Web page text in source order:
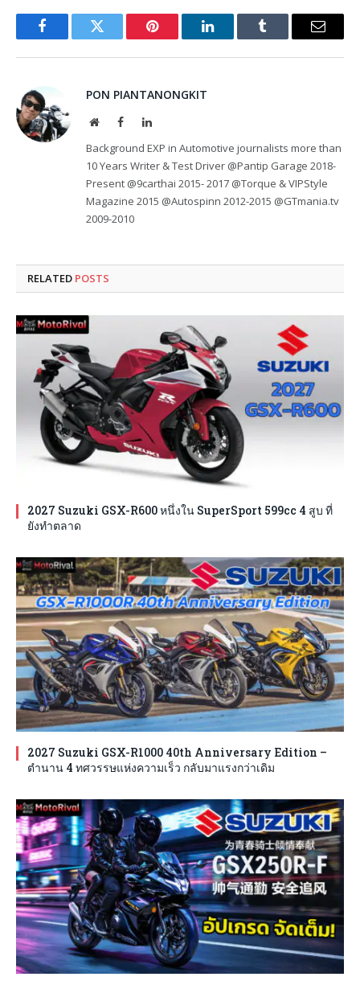
FacebookTwitter Pinterest LinkedInTumblr Email
PON PIANTANONGKIT
WebsiteFacebookLinkedIn
Background EXP in Automotive journalists more than
10 Years Writer & Test Driver @Pantip Garage 2018-
Present @9carthai 2015- 2017 @Torque & VIPStyle
Magazine 2015 @Autospinn 2012-2015 @GTmania.tv
2009-2010
RELATED POSTS
2027 Suzuki GSX-R600 หนึ่งใน SuperSport 599cc 4 สูบ ที่
ยังทำตลาด
2027 Suzuki GSX-R1000 40th Anniversary Edition –
ตำนาน 4 ทศวรรษแห่งความเร็ว กลับมาแรงกว่าเดิม